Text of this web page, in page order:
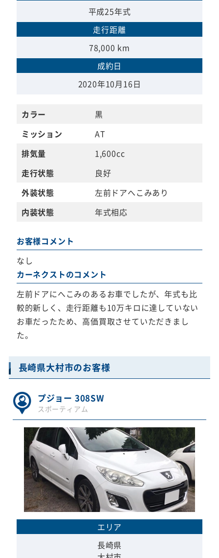
平成25年式
走行距離
78,000 km
成約日
2020年10月16日
カラー
黒
ミッション
AT
排気量
1,600cc
走行状態
良好
外装状態
左前ドアへこみあり
内装状態
年式相応
お客様コメント
なし
カーネクストのコメント
左前ドアにへこみのあるお車でしたが、年式も比
較的新しく、走行距離も10万キロに達していない
お車だったため、高価買取させていただきまし
た。
長崎県大村市のお客様
プジョー 308SW
スポーティアム
エリア
長崎県